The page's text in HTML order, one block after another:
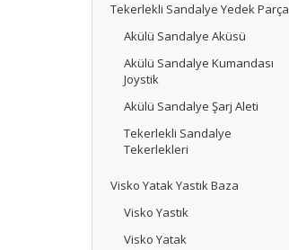
Tekerlekli Sandalye Yedek Parça
Akülü Sandalye Aküsü
Akülü Sandalye Kumandası
Joystik
Akülü Sandalye Şarj Aleti
Tekerlekli Sandalye
Tekerlekleri
Visko Yatak Yastık Baza
Visko Yastık
Visko Yatak